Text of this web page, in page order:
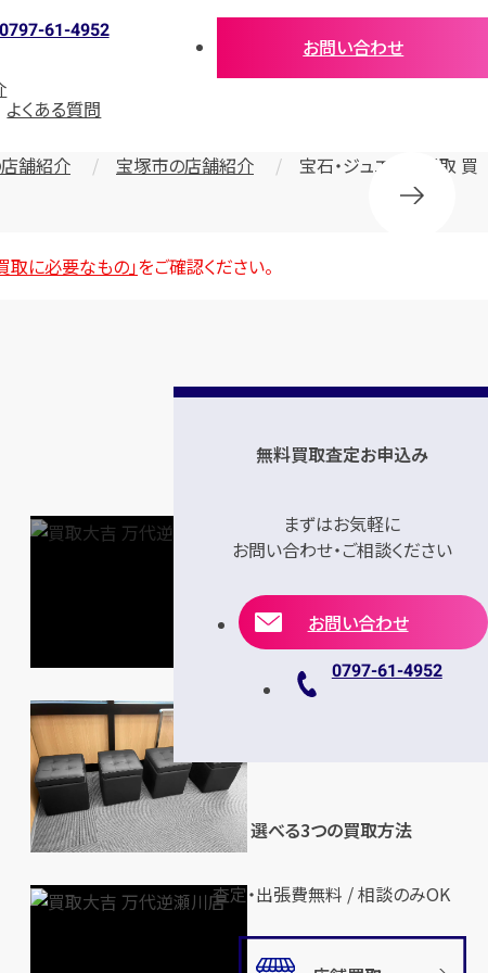
61-4952
お問い合わせ
よくある質問
舗紹介 宝塚市の店舗紹介
宝石・ジュエリー買取 買
取に必要なもの」をご確認ください。
無料買取査定お申込み
まずはお気軽に
お問い合わせ・ご相談ください
お問い合わせ
0797-61-4952
選べる3つの買取方法
査定・出張費無料 / 相談のみOK